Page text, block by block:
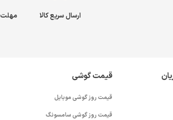
ارسال سریع کالا مهلت ۷ روز بازگشت کالا
قیمت گوشی
قیمت روز گوشی موبایل
قیمت روز گوشی سامسونگ